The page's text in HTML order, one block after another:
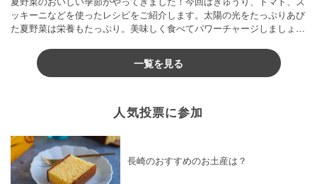
ッキーニなどを使ったレシピをご紹介します。太陽の光をたっぷりあび
た夏野菜は栄養もたっぷり。美味しく食べてパワーチャージしましょう
一覧を見る
人気投票に参加
長崎のおすすめのお土産は？